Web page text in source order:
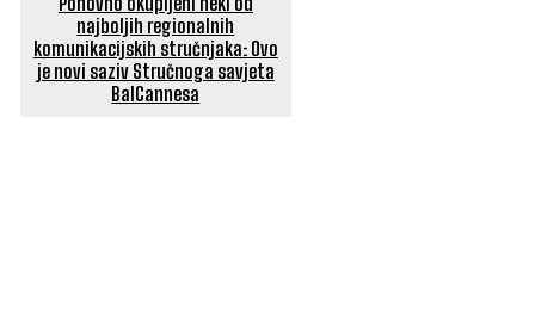
najboljih regionalnih
komunikacijskih stručnjaka: Ovo
je novi saziv Stručnoga savjeta
BalCannesa